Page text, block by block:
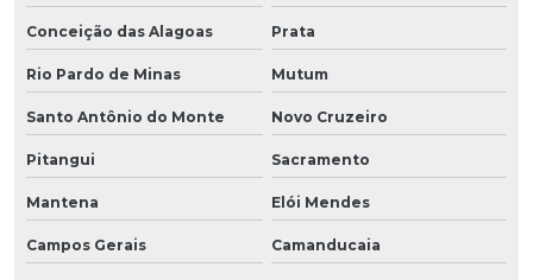
Conceição das Alagoas Prata
Rio Pardo de Minas Mutum
Santo Antônio do Monte Novo Cruzeiro
Pitangui Sacramento
Mantena Elói Mendes
Campos Gerais Camanducaia